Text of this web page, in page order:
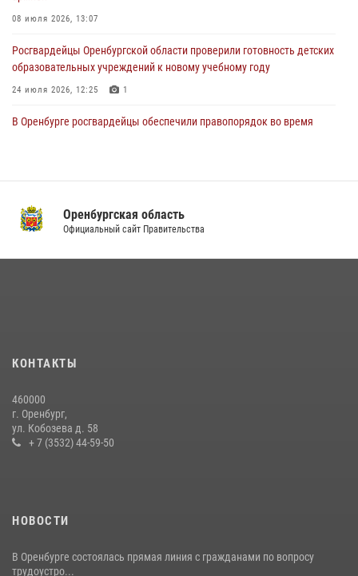
23 июля 2026, 10:47
08 июля 2026, 13:07
Росгвардейцы Оренбургской области проверили готовность детских
образовательных учреждений к новому учебному году
24 июля 2026, 12:25 1
В Оренбурге росгвардейцы обеспечили правопорядок во время
08 июля 2026, 12:58 4
14 июля 2026, 10:43
проведён рейд по строительным объектам
23 июля 2026, 10:47
Оренбургская область
Официальный сайт Правительства
КОНТАКТЫ
460000
г. Оренбург,
ул. Кобозева д. 58
+ 7 (3532) 44-59-50
НОВОСТИ
В Оренбурге состоялась прямая линия с гражданами по вопросу
трудоустро...